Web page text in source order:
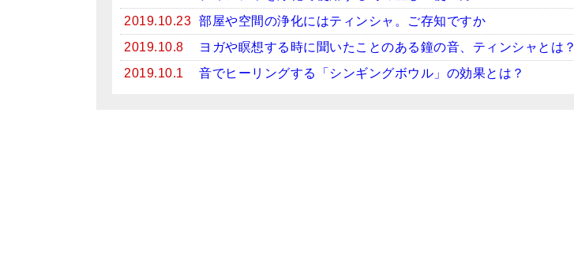
2019.10.23 部屋や空間の浄化にはティンシャ。ご存知ですか
2019.10.8
ヨガや瞑想する時に聞いたことのある鐘の音、ティンシャとは？
2019.10.1
音でヒーリングする「シンギングボウル」の効果とは？